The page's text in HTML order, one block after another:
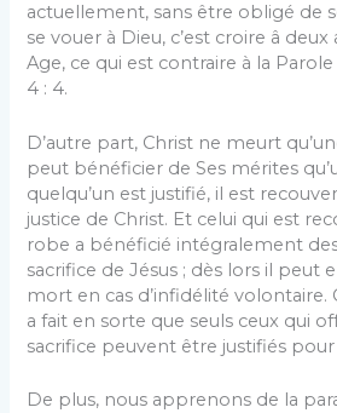
actuellement, sans être obligé de
se vouer à Dieu, c’est croire â
Age, ce qui est contraire à la
4 : 4.
D’autre part, Christ ne meurt
peut bénéficier de Ses mérites
quelqu’un est justifié, il est
justice de Christ. Et celui qui est
robe a bénéficié intégralement
sacrifice de Jésus ; dès lors il peut
mort en cas d’infidélité volontaire.
a fait en sorte que seuls ceux qui
sacrifice peuvent être justifiés pour
De plus, nous apprenons de la